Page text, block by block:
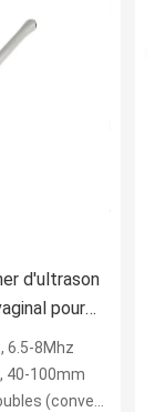
d'ultrason
pour
6.5-8Mhz
40-100mm
+ endocavité)